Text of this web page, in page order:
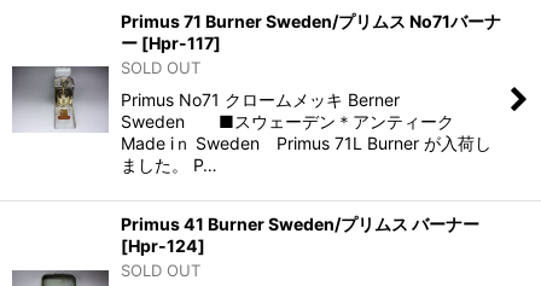
Primus 71 Burner Sweden/プリムス No71バーナ
ー [Hpr-117]
SOLD OUT
Primus No71 クロームメッキ Berner
Sweden ■スウェーデン＊アンティーク
Made iｎ Sweden Primus 71L Burner が入荷し
ました。 P…
Primus 41 Burner Sweden/プリムス バーナー
[Hpr-124]
SOLD OUT